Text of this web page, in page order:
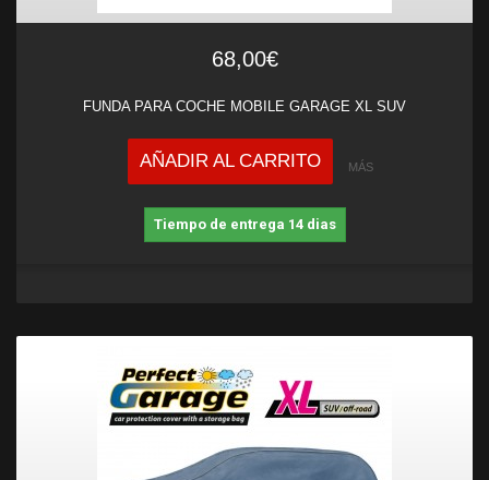
68,00€
FUNDA PARA COCHE MOBILE GARAGE XL SUV
AÑADIR AL CARRITO MÁS
Tiempo de entrega 14 dias